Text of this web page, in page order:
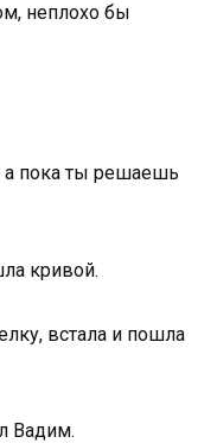
неплохо бы
а пока ты решаешь
кривой.
встала и пошла
Вадим.